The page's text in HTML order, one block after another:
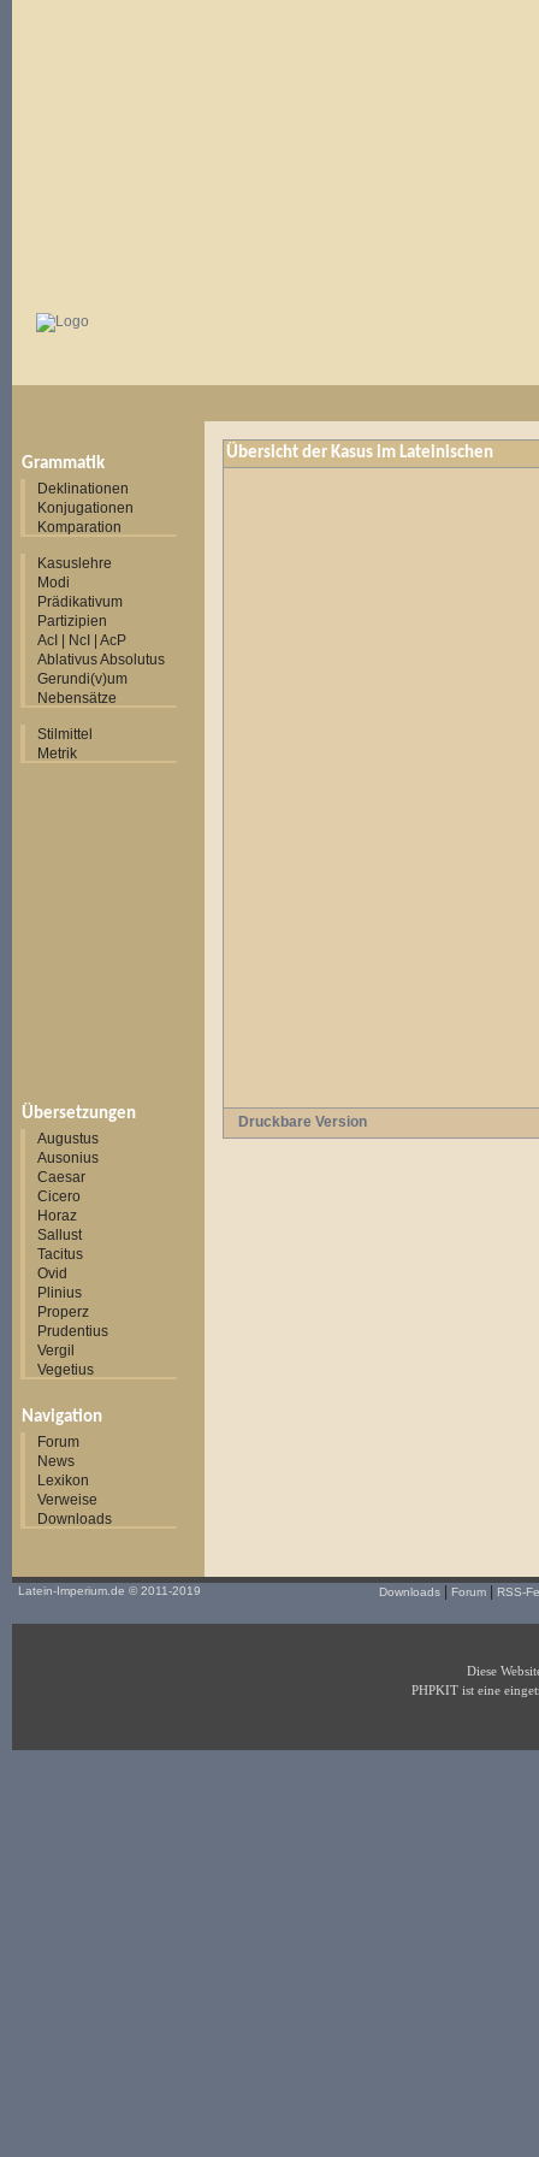
Grammatik
Deklinationen
Konjugationen
Komparation
Kasuslehre
Modi
Prädikativum
Partizipien
AcI | NcI | AcP
Ablativus Absolutus
Gerundi(v)um
Nebensätze
Stilmittel
Metrik
Übersetzungen
Augustus
Ausonius
Caesar
Cicero
Horaz
Sallust
Tacitus
Ovid
Plinius
Properz
Prudentius
Vergil
Vegetius
Navigation
Forum
News
Lexikon
Verweise
Downloads
Übersicht der Kasus im Lateinischen
Druckbare Version
Latein-Imperium.de © 2011-2019 Downloads Forum RSS-
Diese
PHPKIT ist eine